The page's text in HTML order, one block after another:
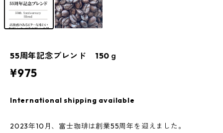
55周年記念ブレンド 150ｇ
¥975
International shipping available
2023年10月、富士珈琲は創業55周年を迎えました。